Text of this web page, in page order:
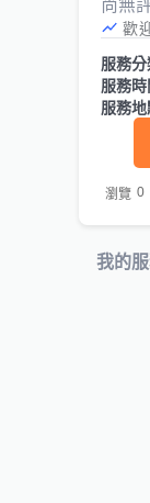
尚無
歡
服務分
服務
服務
瀏覽 0
我的